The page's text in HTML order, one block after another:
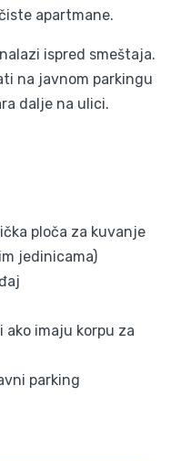
apartmane.
ispred smeštaja.
na javnom parkingu
dalje na ulici.
ploča za kuvanje
jedinicama)
ako imaju korpu za
parking